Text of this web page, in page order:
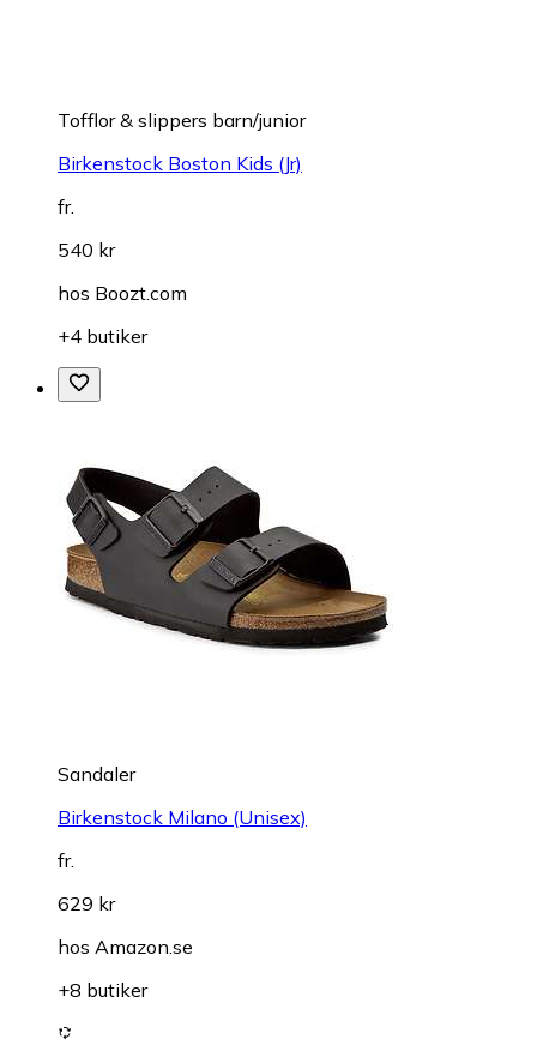
Tofflor & slippers barn/junior
Birkenstock Boston Kids (Jr)
fr.
540 kr
hos Boozt.com
+4 butiker
Sandaler
Birkenstock Milano (Unisex)
fr.
629 kr
hos Amazon.se
+8 butiker